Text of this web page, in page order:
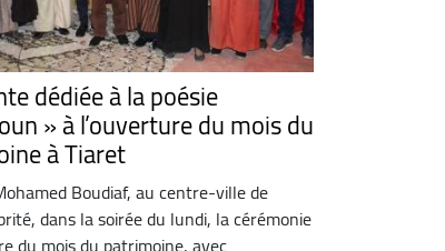
dédiée à la poésie
» à l’ouverture du mois du
à Tiaret
Boudiaf, au centre-ville de
dans la soirée du lundi, la cérémonie